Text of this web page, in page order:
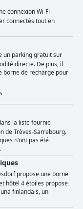
recommandés, les
l'ensemble, l'hôtel
cadre frais, propre et
et un service de premier
connexion Wi-Fi
connectés tout en
un parking gratuit sur
directe. De plus, il
borne de recharge pour
la liste fournie
de Trèves-Sarrebourg.
n'ont pas été
propose une borne
hôtel 4 étoiles propose
finlandais, un